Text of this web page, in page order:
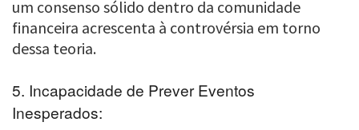
um consenso sólido dentro da comunidade
financeira acrescenta à controvérsia em torno
dessa teoria.
5. Incapacidade de Prever Eventos
Inesperados: